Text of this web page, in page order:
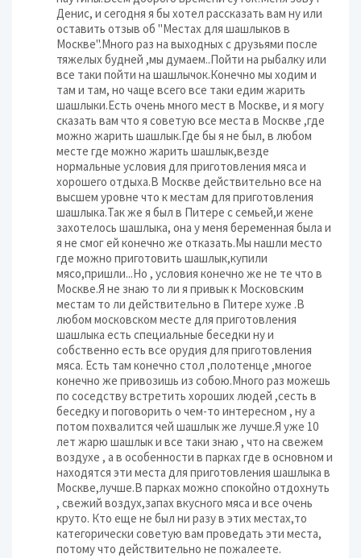
Денис, и сегодня я бы хотел рассказать вам ну или
оставить отзыв об "Местах для шашлыков в
Москве".Много раз на выходных с друзьями после
тяжелых будней ,мы думаем..Пойти на рыбалку или
все таки пойти на шашлычок.Конечно мы ходим и
там и там, но чаще всего все таки едим жарить
шашлыки.Есть очень много мест в Москве, и я могу
сказать вам что я советую все места в Москве ,где
можно жарить шашлык.Где бы я не был, в любом
месте где можно жарить шашлык,везде
нормальные условия для приготовления мяса и
хорошего отдыха.В Москве действительно все на
высшем уровне что к местам для приготовления
шашлыка.Так же я был в Питере с семьей,и жене
захотелось шашлыка, она у меня беременная была и
я не смог ей конечно же отказать.Мы нашли место
где можно приготовить шашлык,купили
мясо,пришли...Но , условия конечно же не те что в
Москве.Я не знаю то ли я привык к Московским
местам то ли действительно в Питере хуже .В
любом московском месте для приготовления
шашлыка есть специальные беседки ну и
собственно есть все орудия для приготовления
мяса. Есть там конечно стол ,полотенце ,многое
конечно же привозишь из собою.Много раз можешь
по соседству встретить хороших людей ,сесть в
беседку и поговорить о чем-то интересном , ну а
потом похвалится чей шашлык же лучше.Я уже 10
лет жарю шашлык и все таки знаю , что на свежем
воздухе , а в особенности в парках где в основном и
находятся эти места для приготовления шашлыка в
Москве,лучше.В парках можно спокойно отдохнуть
, свежий воздух,запах вкусного мяса и все очень
круто. Кто еще не был ни разу в этих местах,то
категорически советую вам проведать эти места,
потому что действительно не пожалеете.